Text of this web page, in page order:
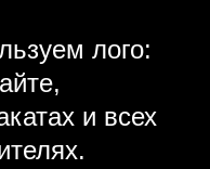
лого:
и всех